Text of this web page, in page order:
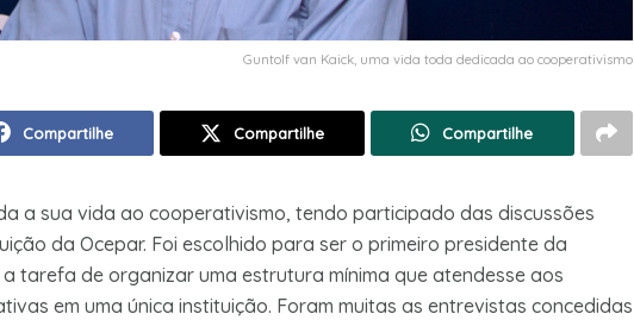
Guntolf van Kaick, uma vida toda dedicada ao cooperativismo
Compartilhe Compartilhe Compartilhe
a sua vida ao cooperativismo, tendo participado das discussões
da Ocepar. Foi escolhido para ser o primeiro presidente da
a tarefa de organizar uma estrutura mínima que atendesse aos
em uma única instituição. Foram muitas as entrevistas concedidas